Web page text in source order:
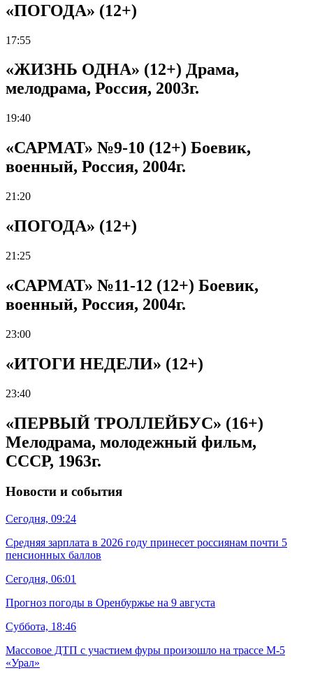
«ПОГОДА» (12+)
17:55
«ЖИЗНЬ ОДНА» (12+) Драма,
мелодрама, Россия, 2003г.
19:40
«САРМАТ» №9-10 (12+) Боевик,
военный, Россия, 2004г.
21:20
«ПОГОДА» (12+)
21:25
«САРМАТ» №11-12 (12+) Боевик,
военный, Россия, 2004г.
23:00
«ИТОГИ НЕДЕЛИ» (12+)
23:40
«ПЕРВЫЙ ТРОЛЛЕЙБУС» (16+)
Мелодрама, молодежный фильм,
СССР, 1963г.
Новости и события
Сегодня, 09:24
Средняя зарплата в 2026 году принесет россиянам почти 5
пенсионных баллов
Сегодня, 06:01
Прогноз погоды в Оренбуржье на 9 августа
Суббота, 18:46
Массовое ДТП с участием фуры произошло на трассе М-5
«Урал»